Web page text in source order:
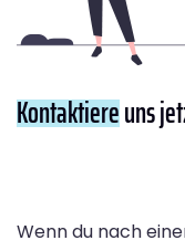
Kontaktiereuns
Wenn du nach